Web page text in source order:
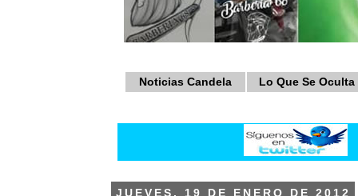
Noticias Candela Lo Que Se Oculta
JUEVES, 19 DE ENERO DE 2012